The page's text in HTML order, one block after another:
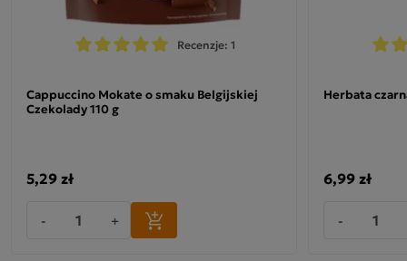
Recenzje: 1
Cappuccino Mokate o smaku Belgijskiej
Czekolady 110 g
5,29 zł
- +
Herbata
6,99 zł
-